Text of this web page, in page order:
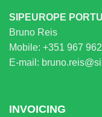
SIPEUROPE
Bruno Reis
Mobile: +351 967
E-mail:
INVOICING